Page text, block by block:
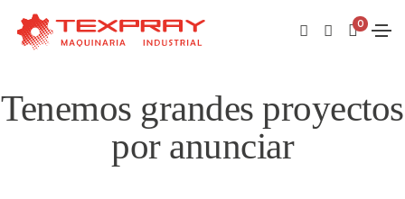
0
Tenemos grandes proyectos
por anunciar